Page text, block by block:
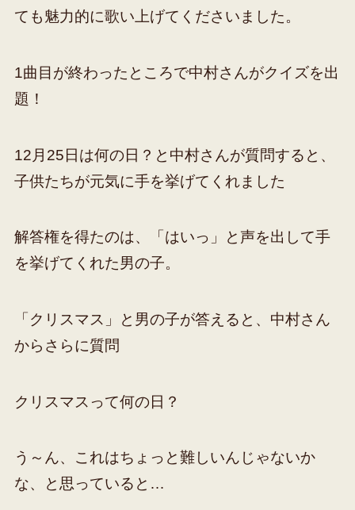
ても魅力的に歌い上げてくださいました。
1曲目が終わったところで中村さんがクイズを出
題！
12月25日は何の日？と中村さんが質問すると、
子供たちが元気に手を挙げてくれました
解答権を得たのは、「はいっ」と声を出して手
を挙げてくれた男の子。
「クリスマス」と男の子が答えると、中村さん
からさらに質問
クリスマスって何の日？
う～ん、これはちょっと難しいんじゃないか
な、と思っていると…